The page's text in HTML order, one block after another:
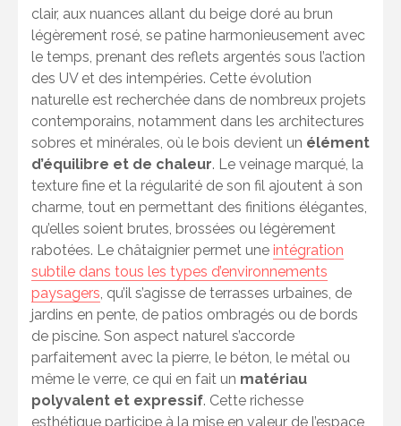
clair, aux nuances allant du beige doré au brun
légèrement rosé, se patine harmonieusement avec
le temps, prenant des reflets argentés sous l’action
des UV et des intempéries. Cette évolution
naturelle est recherchée dans de nombreux projets
contemporains, notamment dans les architectures
sobres et minérales, où le bois devient un élément
d’équilibre et de chaleur. Le veinage marqué, la
texture fine et la régularité de son fil ajoutent à son
charme, tout en permettant des finitions élégantes,
qu’elles soient brutes, brossées ou légèrement
rabotées. Le châtaignier permet une intégration
subtile dans tous les types d’environnements
paysagers, qu’il s’agisse de terrasses urbaines, de
jardins en pente, de patios ombragés ou de bords
de piscine. Son aspect naturel s’accorde
parfaitement avec la pierre, le béton, le métal ou
même le verre, ce qui en fait un matériau
polyvalent et expressif. Cette richesse
esthétique participe à la mise en valeur de l’espace